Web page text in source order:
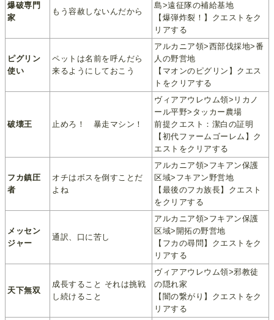
爆破専門
家
もう容赦しないんだから
島>遠征隊の補給基地
【爆弾炸裂！】クエストをク
リアする
ピグリン
使い
ペットは名前を呼んだら
来るようにしておこう
アルカニア領>西部伐採地>番
人の野営地
【マオンのピグリン】クエス
トをクリアする
破壊王 止めろ！ 暴走マシン！
ヴィアアウレウム領>リカノ
ール平野>タッカー農場
前提クエスト：潔白の証明
【初代ファームゴーレム】ク
エストをクリアする
フカ鎮圧
者
オチはボスを倒すことだ
よね
アルカニア領>フキアン保護
区域>フキアン野営地
【最後のフカ族長】クエスト
をクリアする
メッセン
ジャー
通訳、口に苦し
アルカニア領>フキアン保護
区域>開拓の野営地
【フカの尋問】クエストをク
リアする
天下無双
成長すること それは挑戦
し続けること
ヴィアアウレウム領>邪教徒
の隠れ家
【闇の繋がり】クエストをク
リアする